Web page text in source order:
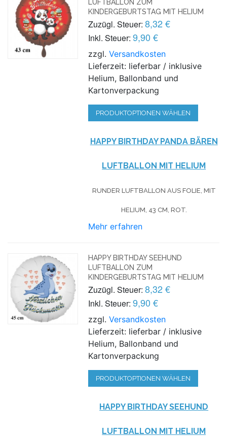
LUFTBALLON ZUM
KINDERGEBURTSTAG MIT HELIUM
Zuzügl. Steuer: 8,32 €
Inkl. Steuer: 9,90 €
zzgl.Versandkosten
Lieferzeit: lieferbar / inklusive
Helium, Ballonband und
Kartonverpackung
PRODUKTOPTIONEN WÄHLEN
HAPPY BIRTHDAY PANDA BÄREN
LUFTBALLON MIT HELIUM
RUNDER LUFTBALLON AUS FOLIE, MIT
HELIUM, 43 CM, ROT.
Mehr erfahren
HAPPY BIRTHDAY SEEHUND
LUFTBALLON ZUM
KINDERGEBURTSTAG MIT HELIUM
Zuzügl. Steuer: 8,32 €
Inkl. Steuer: 9,90 €
zzgl.Versandkosten
Lieferzeit: lieferbar / inklusive
Helium, Ballonband und
Kartonverpackung
PRODUKTOPTIONEN WÄHLEN
HAPPY BIRTHDAY SEEHUND
LUFTBALLON MIT HELIUM